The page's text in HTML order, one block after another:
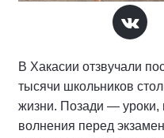
В Хакасии отзвучали
тысячи школьников
жизни. Позади —
волнения перед